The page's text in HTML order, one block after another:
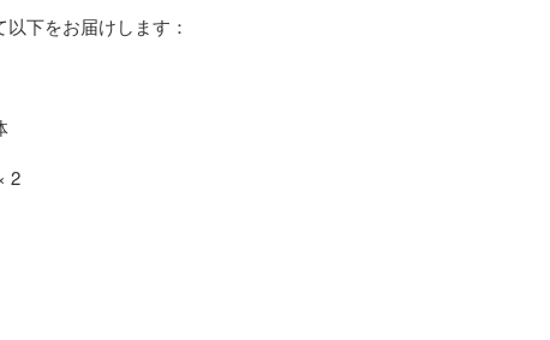
下をお届けします：
2